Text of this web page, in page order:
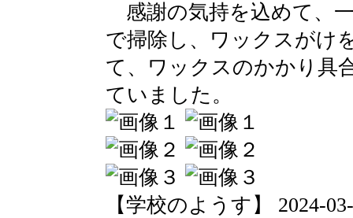
感謝の気持を込めて、
で掃除し、ワックスがけ
て、ワックスのかかり具
ていました。
【学校のようす】 2024-